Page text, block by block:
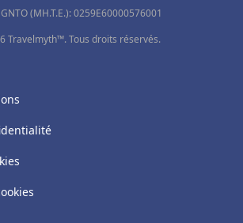
(MH.T.E.): 0259Ε60000576001
Travelmyth™. Tous droits réservés.